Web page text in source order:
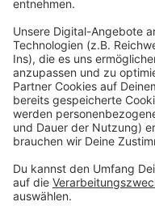
&#8222;Stimme
zum neuen Album